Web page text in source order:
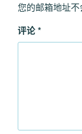
您的邮箱地址不
评论*